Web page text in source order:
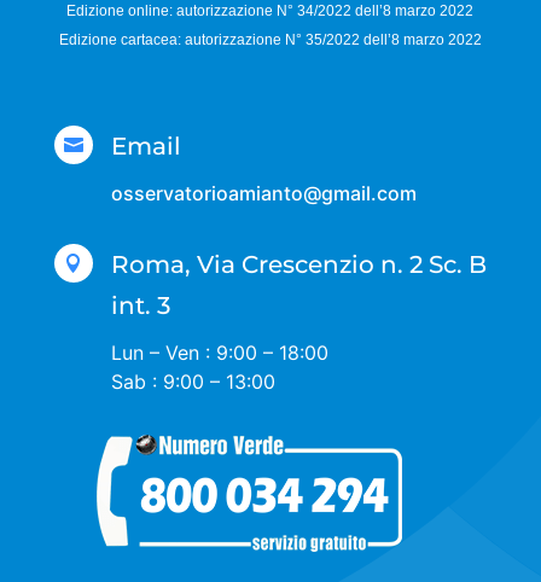
Edizione online: autorizzazione N°34/2022 dell’8 marzo 2022
Edizione cartacea: autorizzazione N° 35/2022 dell’8 marzo 2022
 Email
osservatorioamianto@gmail.com

Roma, Via Crescenzio n. 2 Sc. B
int. 3
Lun – Ven : 9:00 – 18:00
Sab : 9:00 – 13:00